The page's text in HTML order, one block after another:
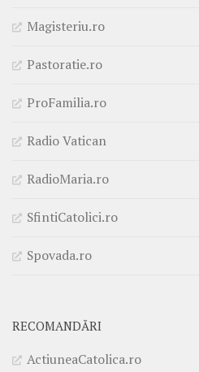
Magisteriu.ro
Pastoratie.ro
ProFamilia.ro
Radio Vatican
RadioMaria.ro
SfintiCatolici.ro
Spovada.ro
RECOMANDĂRI
ActiuneaCatolica.ro